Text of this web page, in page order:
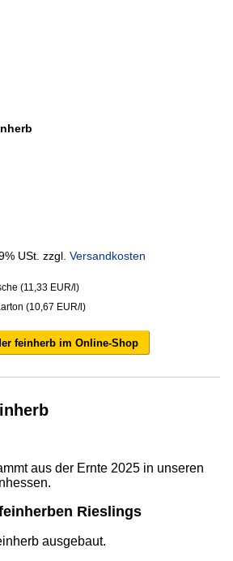
USt. zzgl. Versandkosten
(11,33 EUR/l)
(10,67 EUR/l)
feinherb im Online-Shop
aus der Ernte 2025 in unseren
Rieslings
ausgebaut.